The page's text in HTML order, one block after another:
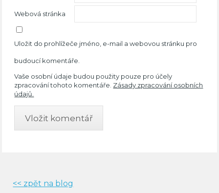
Webová stránka
Uložit do prohlížeče jméno, e-mail a webovou stránku pro
budoucí komentáře.
Vaše osobní údaje budou použity pouze pro účely
zpracování tohoto komentáře. Zásady zpracování osobních
údajů.
<< zpět na blog